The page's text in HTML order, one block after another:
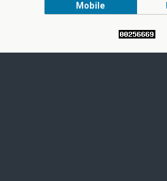
Mobile